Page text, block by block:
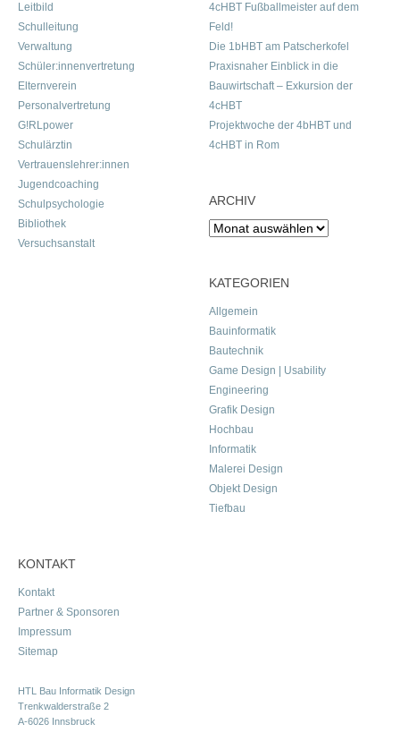
Leitbild
Schulleitung
Verwaltung
Schüler:innenvertretung
Elternverein
Personalvertretung
G!RLpower
Schulärztin
Vertrauenslehrer:innen
Jugendcoaching
Schulpsychologie
Bibliothek
Versuchsanstalt
4cHBT Fußballmeister auf dem
Feld!
Die 1bHBT am Patscherkofel
Praxisnaher Einblick in die
Bauwirtschaft – Exkursion der
4cHBT
Projektwoche der 4bHBT und
4cHBT in Rom
ARCHIV
Archiv
KATEGORIEN
Allgemein
Bauinformatik
Bautechnik
Game Design | Usability
Engineering
Grafik Design
Hochbau
Informatik
Malerei Design
Objekt Design
Tiefbau
KONTAKT
Kontakt
Partner & Sponsoren
Impressum
Sitemap
HTL Bau Informatik Design
Trenkwalderstraße 2
A-6026 Innsbruck